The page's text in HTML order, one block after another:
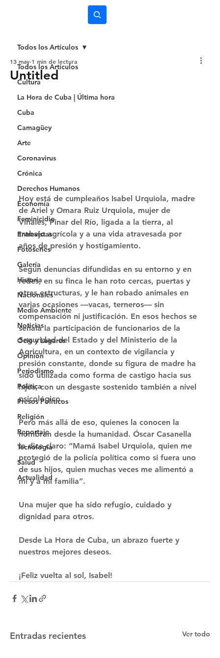
Todos los Artículos
Cultura
La Hora de Cuba | Última hora
Cuba
Camagüey
Arte
Coronavirus
Crónica
Derechos Humanos
Economía
Feminicidio
Entrevistas
Fotoseries
Galería
Historia
Nacionales
Medio Ambiente
Noticias
Ocio y Lugares
Opinión
Periodismo
Política
Presos Políticos
Religión
Reportaje
Tecnología
Salud
Actualidad
Todos los Artículos
Untitled
13 may 1 min de lectura
Hoy está de cumpleaños Isabel Urquiola, madre
de Ariel y Omara Ruiz Urquiola, mujer de
Viñales, Pinar del Río, ligada a la tierra, al
trabajo agrícola y a una vida atravesada por
años de presión y hostigamiento.
Según denuncias difundidas en su entorno y en
redes, en su finca le han roto cercas, puertas y
otras estructuras, y le han robado animales en
varias ocasiones —vacas, terneros— sin
compensación ni justificación. En esos hechos se
señala la participación de funcionarios de la
Seguridad del Estado y del Ministerio de la
Agricultura, en un contexto de vigilancia y
presión constante, donde su figura de madre ha
sido utilizada como forma de castigo hacia sus
hijos, con un desgaste sostenido también a nivel
psicológico.
Pero más allá de eso, quienes la conocen la
nombran desde la humanidad. Óscar Casanella
lo dice claro: “Mamá Isabel Urquiola, quien me
protegió de la policía política como si fuera uno
de sus hijos, quien muchas veces me alimentó a
mí y a mi familia”.
Una mujer que ha sido refugio, cuidado y
dignidad para otros.
Desde La Hora de Cuba, un abrazo fuerte y
nuestros mejores deseos.
¡Feliz vuelta al sol, Isabel!
Entradas recientes Ver todo